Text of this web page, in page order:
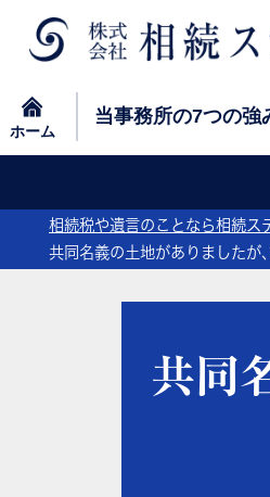
ホーム
当事務所の7つの強
ホーム
当事務所の7つの強
相続税や遺言のことなら相続ス
共同名義の土地がありましたが
共同